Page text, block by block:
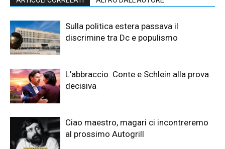
Sulla politica estera passava il
discrimine tra Dc e populismo
L’abbraccio. Conte e Schlein alla prova
decisiva
Ciao maestro, magari ci incontreremo
al prossimo Autogrill